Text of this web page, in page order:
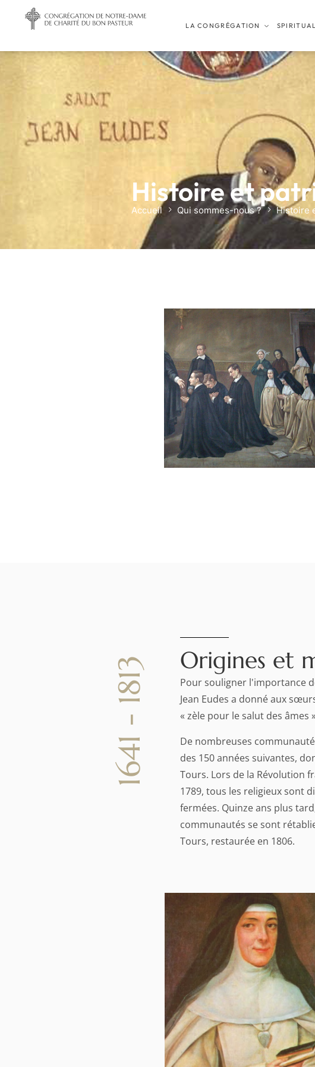
LA CONGRÉGATION
Histoire et
Accueil Qui sommes-nous ? Histoire
1641 - 1813 Origines et
Pour souligner l'importance
Jean Eudes a donné aux
« zèle pour le salut des âmes
De nombreuses
des 150 années suivantes,
Tours. Lors de la Révolution
1789, tous les religieux sont
fermées. Quinze ans plus
communautés se sont
Tours, restaurée en 1806.